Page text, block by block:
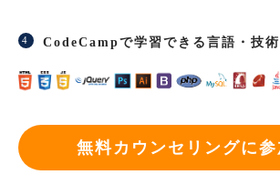
CodeCampで学習できる言語・技術
無料カウンセリングに参